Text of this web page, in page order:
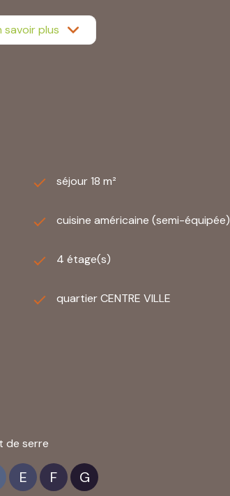
le site Géorisques
savoir plus
séjour 18 m²
cuisine américaine (semi-équipée)
4 étage(s)
quartier CENTRE VILLE
de serre
E F G